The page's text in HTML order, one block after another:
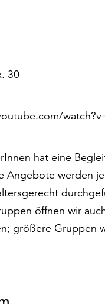
30
hat eine
Angebote werden
öffnen wir
größere Gruppen